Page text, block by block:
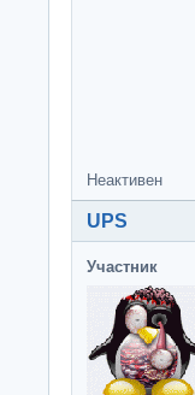
Неактивен
UPS
Участник